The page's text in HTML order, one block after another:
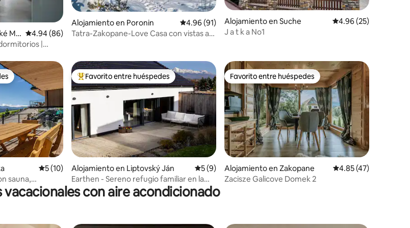
Ma
Calificación promedio: 4.94 de 5, 86 reseñas
4.94 (86)
|
Alojamiento en Poronin Calificación promedio: 4.96 de 5, 91 reseñas
4.96 (91)
Tatra-Zakopane-Love Casa con vistas a
Alojamiento en Suche Calificación
4.96 (25)
J a t k a No1
Calificación promedio: 5 de 5, 10 reseñas
5 (10)
sauna,
Favorito entre huéspedes preferido
Favorito entre huéspedes
Alojamiento en Liptovský Ján Calificación promedio: 5 de 5, 9 reseñas
5 (9)
Earthen - Sereno refugio familiar en la
naturaleza con sauna
Favorito entre huéspedes
Favorito entre huéspedes
Alojamiento en Zakopane Calificación
4.85 (47)
Zacisze Galicove Domek 2
con aire acondicionado